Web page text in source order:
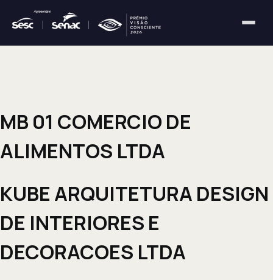
MB 01 COMERCIO DE
ALIMENTOS LTDA
KUBE ARQUITETURA DESIGN
DE INTERIORES E
DECORACOES LTDA